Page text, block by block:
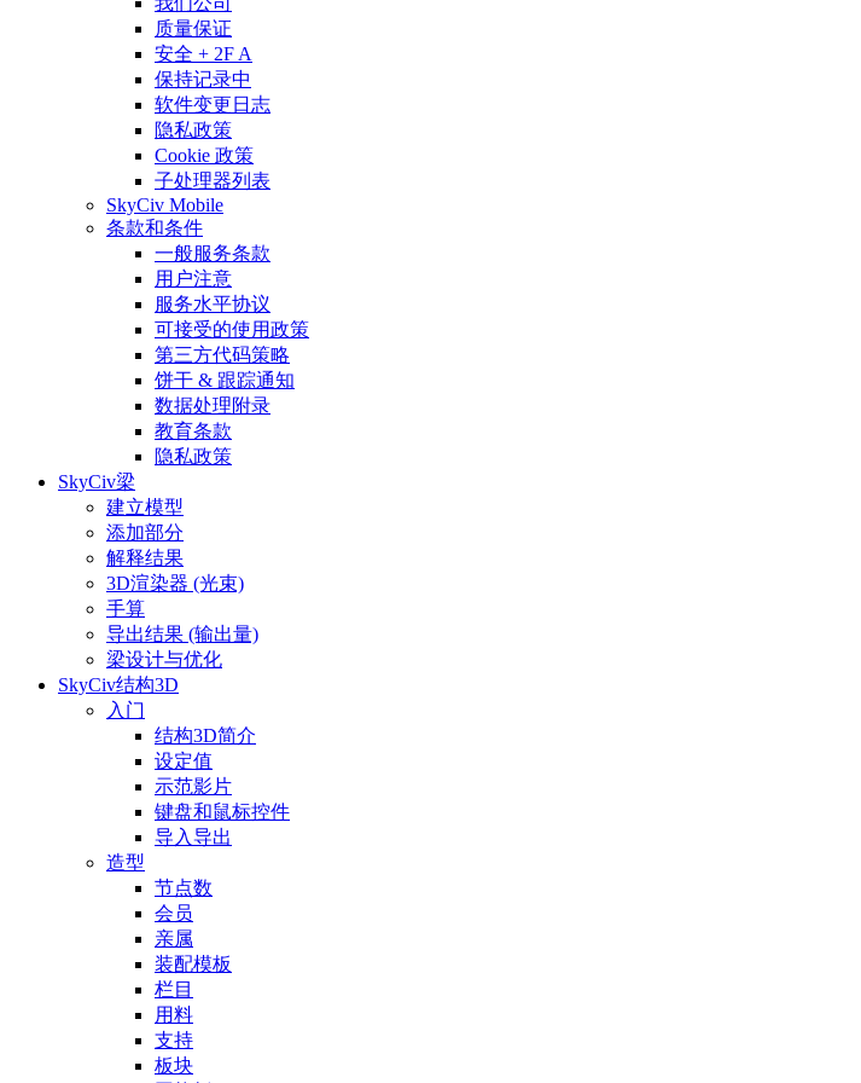
质量保证
安全 + 2F A
保持记录中
软件变更日志
隐私政策
Cookie 政策
子处理器列表
SkyCiv Mobile
条款和条件
一般服务条款
用户注意
服务水平协议
可接受的使用政策
第三方代码策略
饼干 & 跟踪通知
数据处理附录
教育条款
隐私政策
SkyCiv梁
建立模型
添加部分
解释结果
3D渲染器 (光束)
手算
导出结果 (输出量)
梁设计与优化
SkyCiv结构3D
入门
结构3D简介
设定值
示范影片
键盘和鼠标控件
导入导出
造型
节点数
会员
亲属
装配模板
栏目
用料
支持
板块